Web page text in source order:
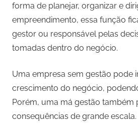
forma de planejar, organizar e
empreendimento, essa função
gestor ou responsável pelas
tomadas dentro do negócio.
Uma empresa sem gestão pode
crescimento do negócio,
Porém, uma má gestão também
consequências de grande escala.